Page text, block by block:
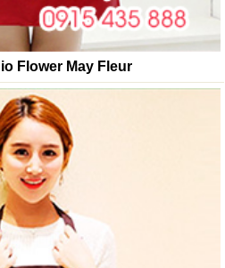
Flower May Fleur